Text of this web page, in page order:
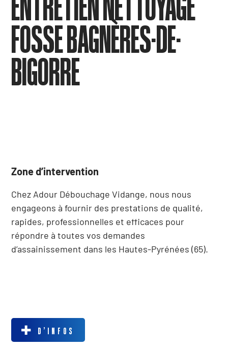
FOSSE BAGNÈRES-DE-
BIGORRE
Zone d’intervention
Chez Adour Débouchage Vidange, nous nous
engageons à fournir des prestations de qualité,
rapides, professionnelles et efficaces pour
répondre à toutes vos demandes
d’assainissement dans les Hautes-Pyrénées (65).
D’INFOS